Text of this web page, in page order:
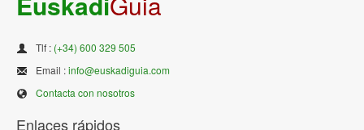
Tlf : (+34) 600 329 505
Email :info@euskadiguia.com
Contacta con nosotros
Enlaces rápidos